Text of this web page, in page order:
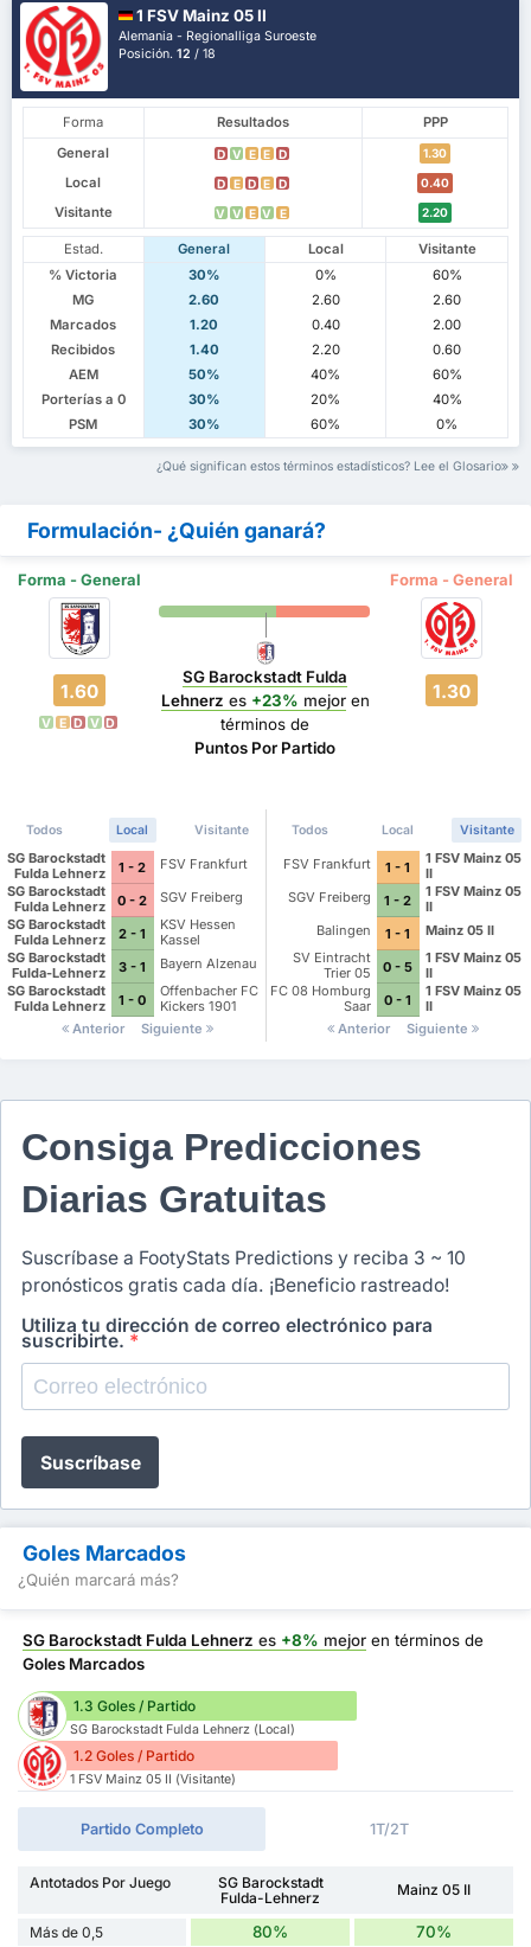
1 FSV Mainz 05 II
Alemania - Regionalliga Suroeste
Posición.12 / 18
Forma Resultados
PPP
General
D V E E D 1.30
Local D E D E D 0.40
Visitante V V E V E 2.20
Estad. General Local
Visitante
% Victoria
30% 0%
60%
MG
2.60 2.60
2.60
Marcados
1.20 0.40
2.00
Recibidos
1.40 2.20
0.60
AEM
50% 40%
60%
Porterías a 0
30% 20%
40%
PSM
30% 60% 0%
¿Qué significan estos términos estadísticos? Lee el Glosario
Formulación- ¿Quién ganará?
Forma - General Forma - General
1.60
V E D V D
SG Barockstadt Fulda
Lehnerz es +23% mejoren
términos de
Puntos Por Partido
1.30
Todos Local Visitante
SG Barockstadt
Fulda Lehnerz
1 - 2
FSV Frankfurt
SG Barockstadt
Fulda Lehnerz
0 - 2
SGV Freiberg
SG Barockstadt
Fulda Lehnerz
2 - 1
KSV Hessen
Kassel
SG Barockstadt
Fulda-Lehnerz
3 - 1
Bayern Alzenau
SG Barockstadt
Fulda Lehnerz
1 - 0
Offenbacher FC
Kickers 1901
Anterior
Siguiente
Todos Local Visitante
FSV Frankfurt 1 - 1
1 FSV Mainz 05
II
SGV Freiberg
1 - 2
1 FSV Mainz 05
II
Balingen
1 - 1
Mainz 05 II
SV Eintracht
Trier 05
0 - 5
1 FSV Mainz 05
II
FC 08 Homburg
Saar
0 - 1
1 FSV Mainz 05
II
Anterior
Siguiente
Consiga Predicciones
Diarias Gratuitas
Suscríbase a FootyStats Predictions y reciba 3 ~ 10
pronósticos gratis cada día. ¡Beneficio rastreado!
Utiliza tu dirección de correo electrónico para
suscribirte. *
Suscríbase
Goles Marcados
¿Quién marcará más?
SG Barockstadt Fulda Lehnerz es +8% mejor en términos de
Goles Marcados
1.3 Goles / Partido
SG Barockstadt Fulda Lehnerz (Local)
1.2 Goles / Partido
1 FSV Mainz 05 II (Visitante)
Partido Completo 1T/2T
Antotados Por Juego
SG Barockstadt
Fulda-Lehnerz
Mainz 05 II
Más de 0,5 80% 70%